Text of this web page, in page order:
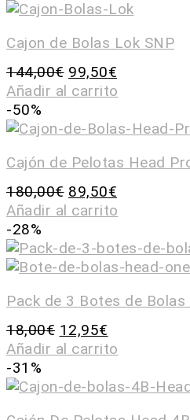
Cajon de Bolas Lok SNP
144,00€ 99,50€
Añadir al carrito
-50%
Cajón de Pelotas Head
180,00€ 89,50€
Añadir al carrito
-28%
Pack de 3 Botes de Bolas
18,00€ 12,95€
Añadir al carrito
-31%